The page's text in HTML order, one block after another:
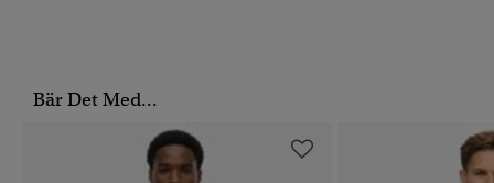
Bär Det Med...